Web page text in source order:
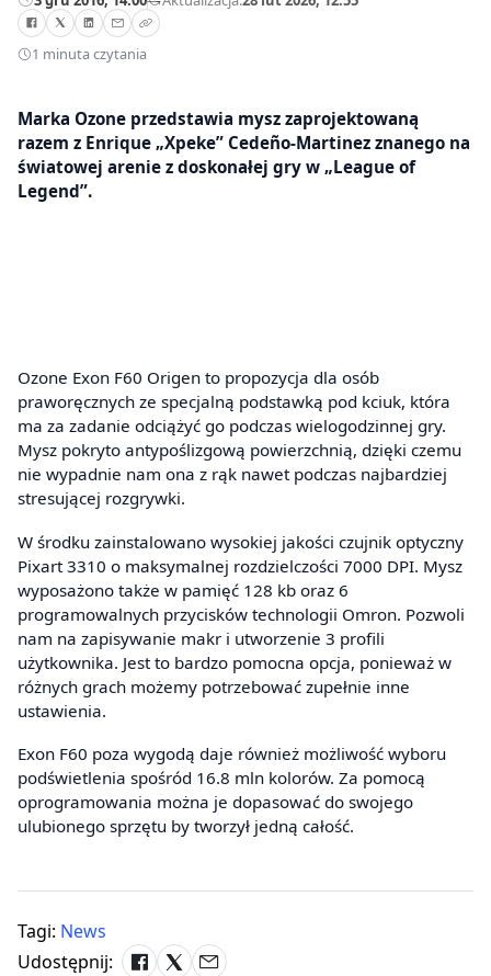
1 minuta czytania
Marka Ozone przedstawia mysz zaprojektowaną
razem z Enrique „Xpeke” Cedeño-Martinez znanego na
światowej arenie z doskonałej gry w „League of
Legend”.
Ozone Exon F60 Origen to propozycja dla osób
praworęcznych ze specjalną podstawką pod kciuk, która
ma za zadanie odciążyć go podczas wielogodzinnej gry.
Mysz pokryto antypoślizgową powierzchnią, dzięki czemu
nie wypadnie nam ona z rąk nawet podczas najbardziej
stresującej rozgrywki.
W środku zainstalowano wysokiej jakości czujnik optyczny
Pixart 3310 o maksymalnej rozdzielczości 7000 DPI. Mysz
wyposażono także w pamięć 128 kb oraz 6
programowalnych przycisków technologii Omron. Pozwoli
nam na zapisywanie makr i utworzenie 3 profili
użytkownika. Jest to bardzo pomocna opcja, ponieważ w
różnych grach możemy potrzebować zupełnie inne
ustawienia.
Exon F60 poza wygodą daje również możliwość wyboru
podświetlenia spośród 16.8 mln kolorów. Za pomocą
oprogramowania można je dopasować do swojego
ulubionego sprzętu by tworzył jedną całość.
Tagi: News
Udostępnij: